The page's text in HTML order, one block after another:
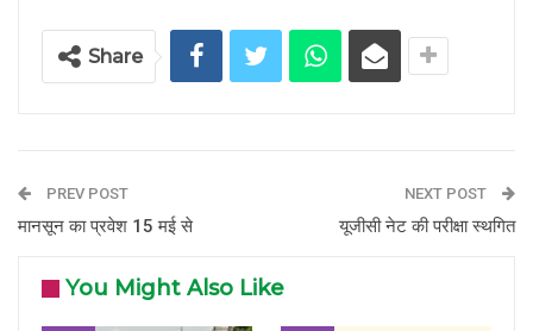
Share
PREV POST
मानसून का प्रवेश 15 मई से
NEXT POST
यूजीसी नेट की परीक्षा स्थगित
You Might Also Like